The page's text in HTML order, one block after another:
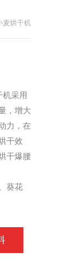
麦烘干机
机采用
，增大
力，在
干效
干爆腰
葵花